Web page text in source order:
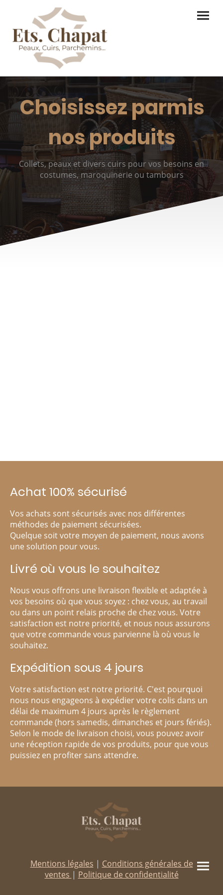
Choisissez parmis
nos produits
Collets, peaux et divers cuirs pour vos besoins en
costumes, maroquinerie ou tambours
Achat 100% sécurisé
Vos achats sont sécurisés avec nos différentes
méthodes de paiement sécurisées.
Quelque soit votre moyen de paiement, nous avons
une solution pour vous.
Livré où vous le souhaitez
Nous vous offrons une livraison flexible et adaptée à
vos besoins où que vous soyez : chez vous, au travail
ou dans un point relais proche de chez vous. Votre
satisfaction est notre priorité, et nous nous assurons
que votre commande vous parvienne là où vous le
souhaitez.
Expédition sous 4 jours
Votre satisfaction est notre priorité. C'est pourquoi
nous nous engageons à expédier votre colis dans un
délai de maximum 4 jours après le règlement
commande (hors samedis, dimanches et jours fériés).
Selon le mode de livraison choisi, vous pouvez avoir
une réception rapide de vos produits, pour que vous
puissiez en profiter sans attendre.
Mentions légales | Conditions générales de
ventes | Politique de confidentialité